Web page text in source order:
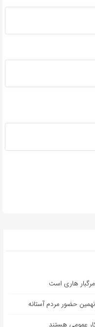
مرگبار هاری است
حضور مردم آستانه
عمومی هستند